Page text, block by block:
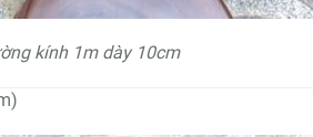
kính 1m dày 10cm